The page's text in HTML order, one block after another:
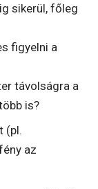
sikerül, főleg
figyelni a
távolságra a
is?
(pl.
az